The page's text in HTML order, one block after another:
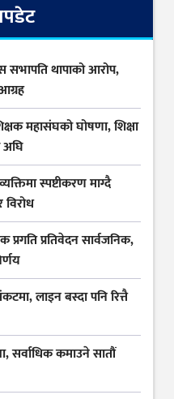
थापाको आरोप,
महासंघको घोषणा, शिक्षा
स्पष्टीकरण माग्दै
विरोध
प्रगति प्रतिवेदन सार्वजनिक,
लाइन बस्दा पनि रित्तै
सर्वाधिक कमाउने सातौं